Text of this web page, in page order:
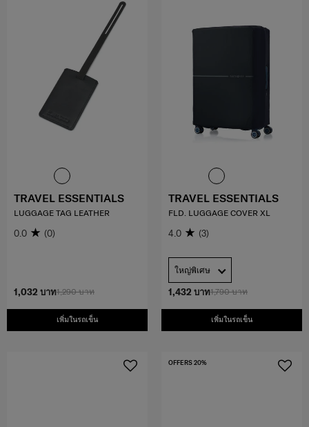
1,290 บาท
1,032 บาท
เพิ่มในรถเข็น
TRAVEL ESSENTIALS
LUGGAGE TAG LEATHER
0.0 (0)
1,790 บาท
1,432 บาท
เพิ่มในรถเข็น
TRAVEL ESSENTIALS
FLD. LUGGAGE COVER XL
4.0 (3)
ใหญ่พิเศษ
OFFERS 20%